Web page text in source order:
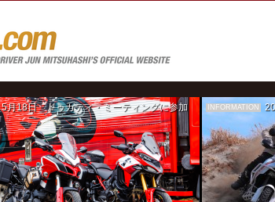
5月18日 ドゥカティ・ミーティングに参加 INFORMATION